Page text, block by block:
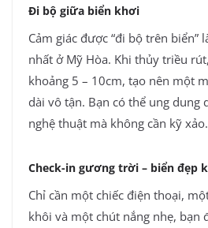
Đi bộ giữa biển khơi
Cảm giác được “đi bộ trên biển”
nhất ở Mỹ Hòa. Khi thủy triều
khoảng 5 – 10cm, tạo nên một
dài vô tận. Bạn có thể ung dung
nghệ thuật mà không cần kỹ xảo.
Check-in gương trời – biển đẹp
Chỉ cần một chiếc điện thoại,
khôi và một chút nắng nhẹ, bạn